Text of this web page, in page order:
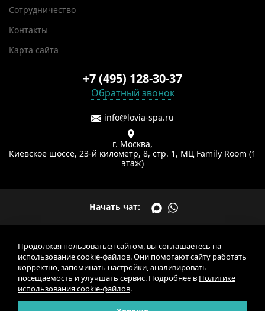
Сотрудничество
Контакты
Карта сайта
+7 (495) 128-30-37
Обратный звонок
info@lovia-spa.ru
г. Москва,
Киевское шоссе, 23-й километр, 8, стр. 1, МЦ Family Room (1
этаж)
Начать чат:
© 2026 ООО «Биотроника». Все права защищены
Разработка и
Политика конфиденциальности
Политика обработки персональных данных
Политика использования cookie-файлов
Продолжая пользоваться сайтом, вы соглашаетесь на
использование cookie-файлов. Они помогают сайту работать
корректно, запоминать настройки, анализировать
посещаемость и улучшать сервис. Подробнее в Политике
использования cookie-файлов.